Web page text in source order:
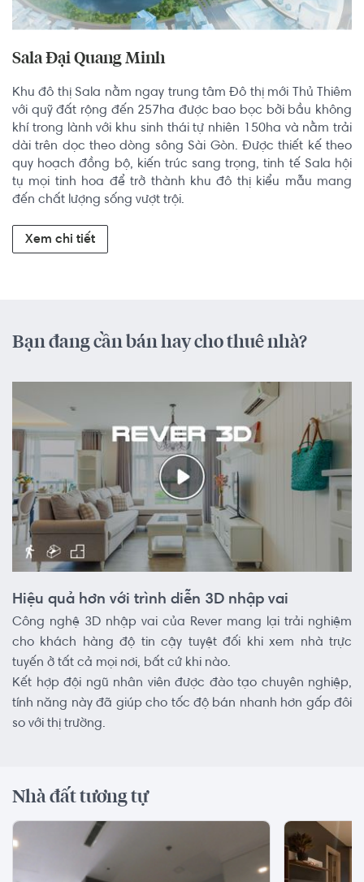
Sala Đại Quang Minh
Khu đô thị Sala nằm ngay trung tâm Đô thị mới Thủ Thiêm
với quỹ đất rộng đến 257ha được bao bọc bởi bầu không
khí trong lành với khu sinh thái tự nhiên 150ha và nằm trải
dài trên dọc theo dòng sông Sài Gòn. Được thiết kế theo
quy hoạch đồng bộ, kiến trúc sang trọng, tinh tế Sala hội
tụ mọi tinh hoa để trở thành khu đô thị kiểu mẫu mang
đến chất lượng sống vượt trội.
Xem chi tiết
Bạn đang cần bán hay cho thuê nhà?
Hiệu quả hơn với trình diễn 3D nhập vai
Công nghệ 3D nhập vai của Rever mang lại trải nghiệm
cho khách hàng độ tin cậy tuyệt đối khi xem nhà trực
tuyến ở tất cả mọi nơi, bất cứ khi nào.
Kết hợp đội ngũ nhân viên được đào tạo chuyên nghiệp,
tính năng này đã giúp cho tốc độ bán nhanh hơn gấp đôi
so với thị trường.
Nhà đất tương tự